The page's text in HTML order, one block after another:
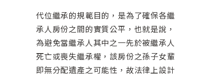
代位繼承的規範目的，是為了確保各繼
承人房份之間的實質公平，也就是說，
為避免當繼承人其中之一先於被繼承人
死亡或喪失繼承權，該房份之孫子女輩
即無分配遺產之可能性，故法律上設計